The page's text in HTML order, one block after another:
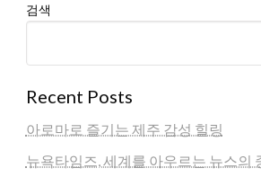
검색
Recent Posts
아로마로 즐기는 제주 감성 힐링
뉴욕타임즈, 세계를 아우르는 뉴스의